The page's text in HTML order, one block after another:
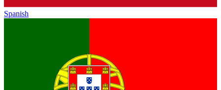
Spanish